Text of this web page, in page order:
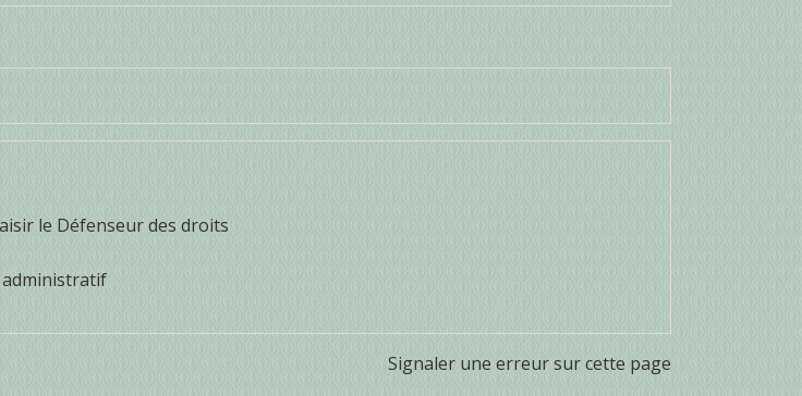
le Défenseur des droits
administratif
Signaler une erreur sur cette page